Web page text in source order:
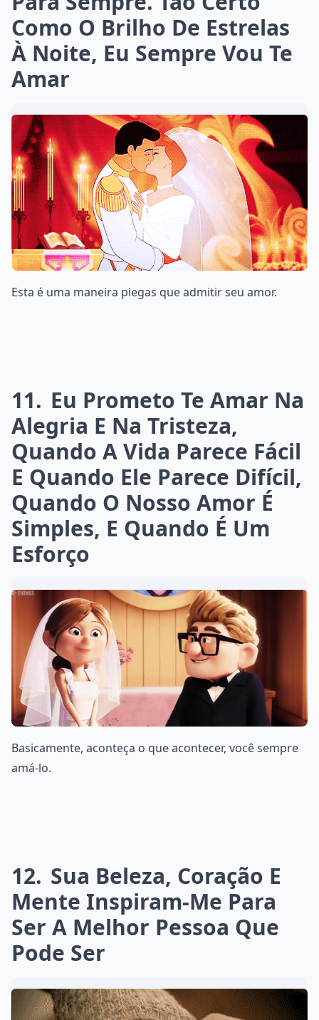
Como O Brilho De Estrelas
À Noite, Eu Sempre Vou Te
Amar
Esta é uma maneira piegas que admitir seu amor.
11
Eu Prometo Te Amar Na
Alegria E Na Tristeza,
Quando A Vida Parece Fácil
E Quando Ele Parece Difícil,
Quando O Nosso Amor É
Simples, E Quando É Um
Esforço
Basicamente, aconteça o que acontecer, você sempre
amá-lo.
12 Sua Beleza, Coração E
Mente Inspiram-Me Para
Ser A Melhor Pessoa Que
Pode Ser